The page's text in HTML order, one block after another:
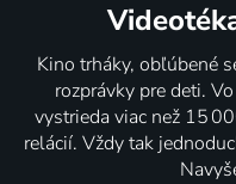
Kino trháky, obľúbené
rozprávky pre deti.
vystrieda viac než 15
relácií. Vždy tak